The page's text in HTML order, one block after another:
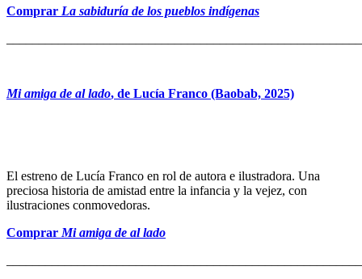
Comprar La sabiduría de los pueblos indígenas
Mi amiga de al lado, de Lucía Franco (Baobab, 2025)
El estreno de Lucía Franco en rol de autora e ilustradora. Una
preciosa historia de amistad entre la infancia y la vejez, con
ilustraciones conmovedoras.
Comprar Mi amiga de al lado